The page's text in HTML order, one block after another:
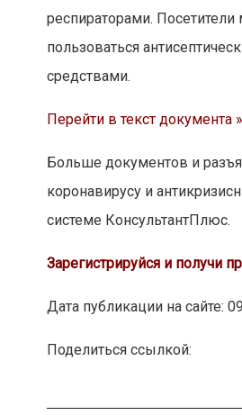
респираторами. Посетители
пользоваться
средствами.
Перейти в текст документа »
Больше документов и
коронавирусу и
системе КонсультантПлюс.
Зарегистрируйся и получи
Дата публикации на сайте:
Поделиться ссылкой: